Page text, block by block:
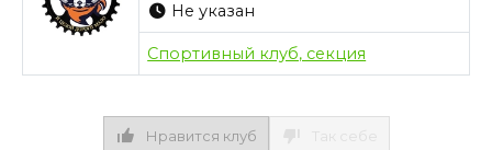
Не указан
Спортивный клуб, секция
Нравится клуб